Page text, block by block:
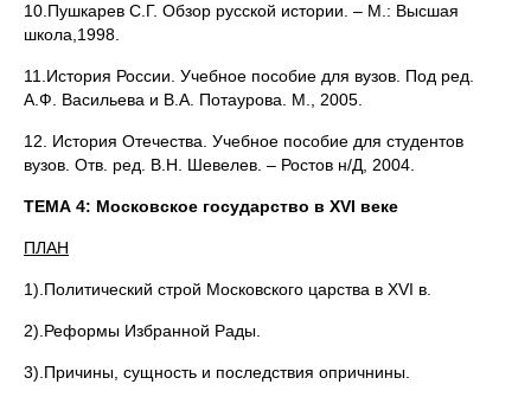
10.Пушкарев С.Г. Обзор русской истории. – М.: Высшая
школа,1998.
11.История России. Учебное пособие для вузов. Под ред.
А.Ф. Васильева и В.А. Потаурова. М., 2005.
12. История Отечества. Учебное пособие для студентов
вузов. Отв. ред. В.Н. Шевелев. – Ростов н/Д, 2004.
ТЕМА 4: Московское государство в XVI веке
ПЛАН
1).Политический строй Московского царства в XVI в.
2).Реформы Избранной Рады.
3).Причины, сущность и последствия опричнины.